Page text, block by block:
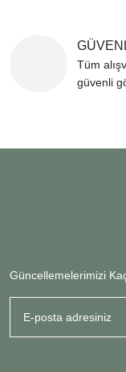
Tüm
güvenli
Güncellemelerimizi